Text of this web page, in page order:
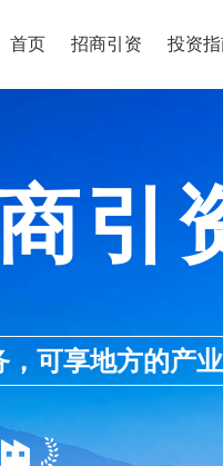
首页 招商引资 投资
引
可享地方的产